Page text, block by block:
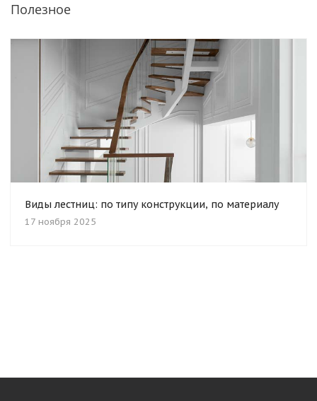
Полезное
Виды лестниц: по типу конструкции, по материалу
17 ноября 2025